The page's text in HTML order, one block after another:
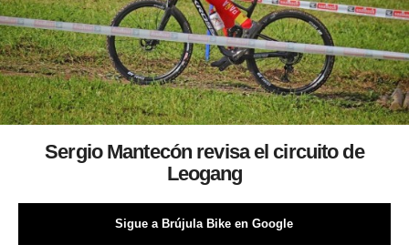
Sergio Mantecón revisa el circuito de
Leogang
Sigue a Brújula Bike en Google